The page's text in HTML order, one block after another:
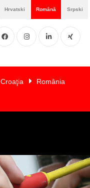
Hrvatski Română Srpski
FacebookInstgramLinkedINXING
Croaţia România